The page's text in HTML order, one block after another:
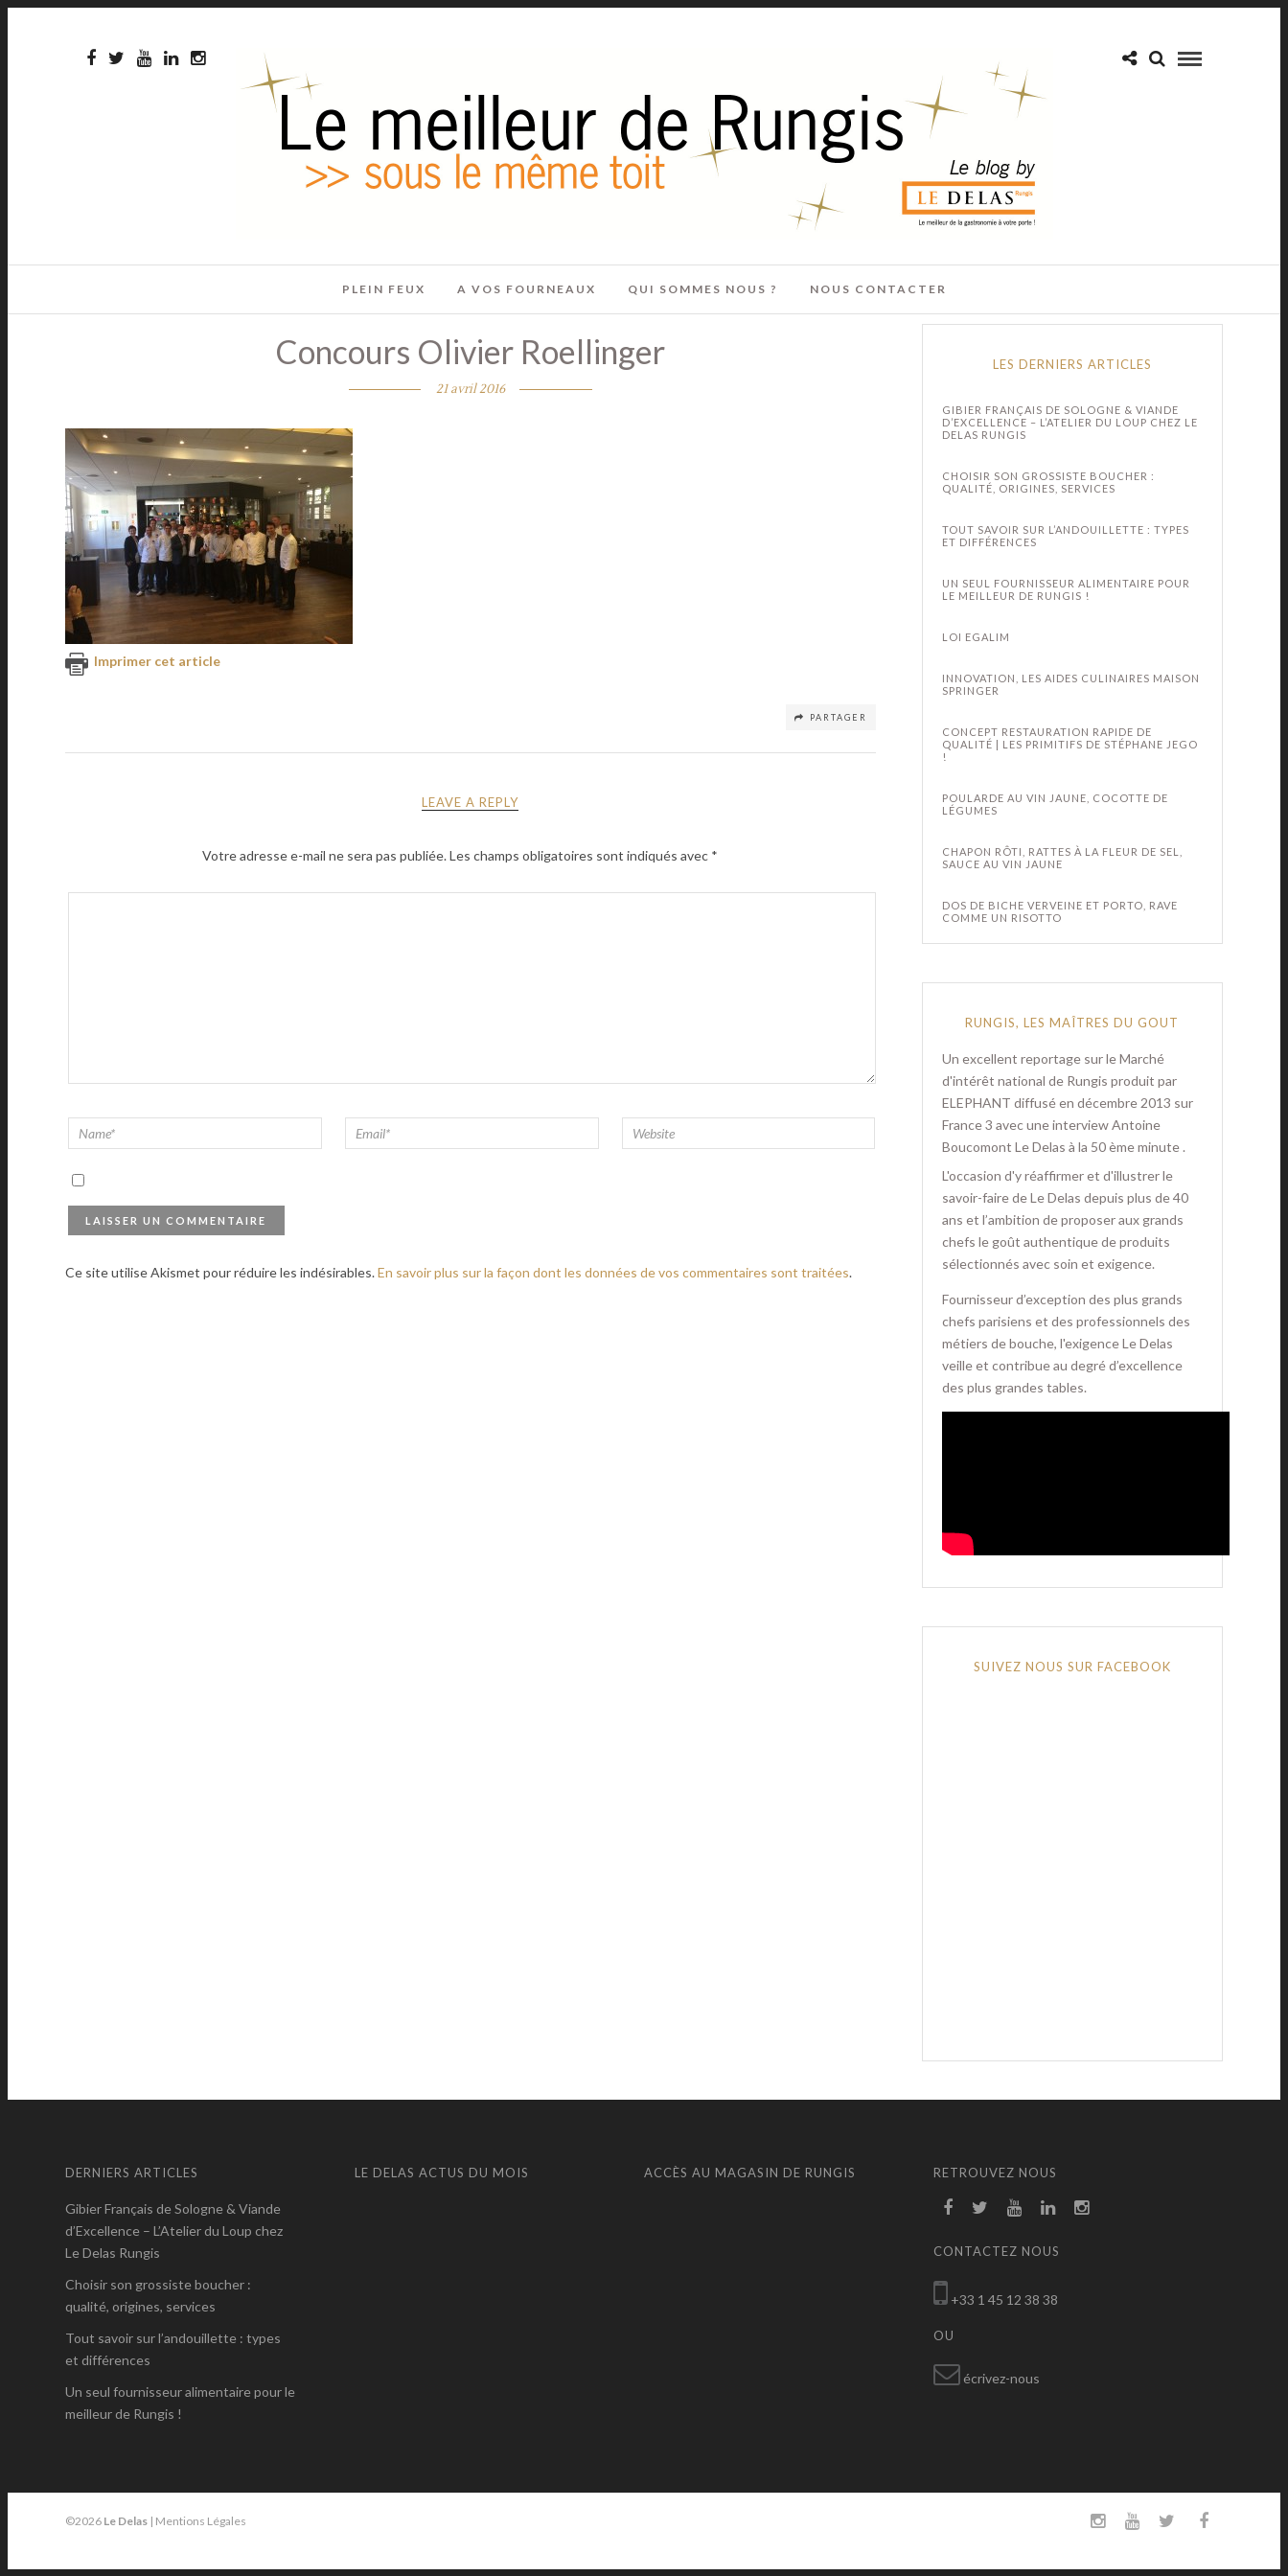
PLEIN FEUX A VOS FOURNEAUX QUI SOMMES NOUS ? NOUS CONTACTER
Concours Olivier Roellinger
21 avril 2016
Imprimer cet article
PARTAGER
LEAVE A REPLY
Votre adresse e-mail ne sera pas publiée.Les champs obligatoires sont indiqués avec *
Ce site utilise Akismet pour réduire les indésirables.En savoir plus sur la façon dont les données de vos commentaires sont traitées.
LES DERNIERS ARTICLES
GIBIER FRANÇAIS DE SOLOGNE & VIANDE
D’EXCELLENCE – L’ATELIER DU LOUP CHEZ LE
DELAS RUNGIS
CHOISIR SON GROSSISTE BOUCHER :
QUALITÉ, ORIGINES, SERVICES
TOUT SAVOIR SUR L’ANDOUILLETTE : TYPES
ET DIFFÉRENCES
UN SEUL FOURNISSEUR ALIMENTAIRE POUR
LE MEILLEUR DE RUNGIS !
LOI EGALIM
INNOVATION, LES AIDES CULINAIRES MAISON
SPRINGER
CONCEPT RESTAURATION RAPIDE DE
QUALITÉ | LES PRIMITIFS DE STÉPHANE JEGO
!
POULARDE AU VIN JAUNE, COCOTTE DE
LÉGUMES
CHAPON RÔTI, RATTES À LA FLEUR DE SEL,
SAUCE AU VIN JAUNE
DOS DE BICHE VERVEINE ET PORTO, RAVE
COMME UN RISOTTO
RUNGIS, LES MAÎTRES DU GOUT
Un excellent reportage sur le Marché
d'intérêt national de Rungis produit par
ELEPHANT diffusé en décembre 2013 sur
France 3 avec une interview Antoine
Boucomont Le Delas à la 50 ème minute .
L'occasion d'y réaffirmer et d'illustrer le
savoir-faire de Le Delas depuis plus de 40
ans et l’ambition de proposer aux grands
chefs le goût authentique de produits
sélectionnés avec soin et exigence.
Fournisseur d’exception des plus grands
chefs parisiens et des professionnels des
métiers de bouche, l'exigence Le Delas
veille et contribue au degré d’excellence
des plus grandes tables.
SUIVEZ NOUS SUR FACEBOOK
DERNIERS ARTICLES
Gibier Français de Sologne & Viande
d’Excellence – L’Atelier du Loup chez
Le Delas Rungis
Choisir son grossiste boucher :
qualité, origines, services
Tout savoir sur l’andouillette : types
et différences
Un seul fournisseur alimentaire pour le
meilleur de Rungis !
LE DELAS ACTUS DU MOIS ACCÈS AU MAGASIN DE RUNGIS RETROUVEZ NOUS
CONTACTEZ NOUS
+33 1 45 12 38 38
OU
écrivez-nous
©2026 Le Delas | Mentions Légales